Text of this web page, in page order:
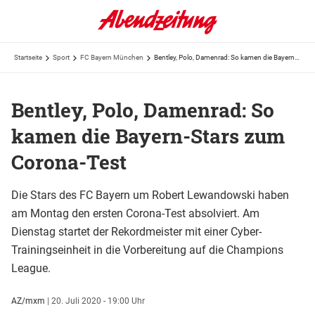
Startseite Sport FC Bayern München
Bentley, Polo, Damenrad: So
kamen die Bayern-Stars zum
Corona-Test
Die Stars des FC Bayern um Robert Lewandowski haben
am Montag den ersten Corona-Test absolviert. Am
Dienstag startet der Rekordmeister mit einer Cyber-
Trainingseinheit in die Vorbereitung auf die Champions
League.
AZ/mxm | 20. Juli 2020 - 19:00 Uhr